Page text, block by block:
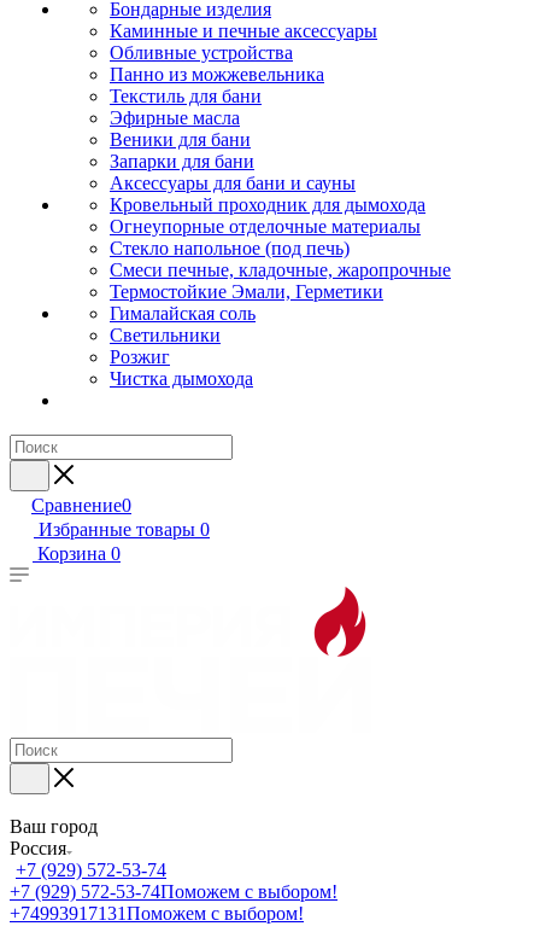
Бондарные изделия
Каминные и печные аксессуары
Обливные устройства
Панно из можжевельника
Текстиль для бани
Эфирные масла
Веники для бани
Запарки для бани
Аксессуары для бани и сауны
Кровельный проходник для дымохода
Огнеупорные отделочные материалы
Стекло напольное (под печь)
Смеси печные, кладочные, жаропрочные
Термостойкие Эмали, Герметики
Гималайская соль
Светильники
Розжиг
Чистка дымохода
Сравнение0
Избранные товары 0
Корзина 0
Ваш город
Россия
+7 (929) 572-53-74
+7 (929) 572-53-74Поможем с выбором!
+74993917131Поможем с выбором!